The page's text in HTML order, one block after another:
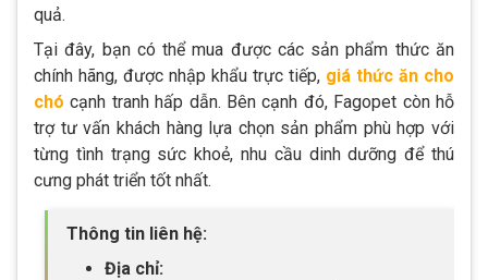
quả.
Tại đây, bạn có thể mua được các sản phẩm thức ăn
chính hãng, được nhập khẩu trực tiếp, giá thức ăn cho
chó cạnh tranh hấp dẫn. Bên cạnh đó, Fagopet còn hỗ
trợ tư vấn khách hàng lựa chọn sản phẩm phù hợp với
từng tình trạng sức khoẻ, nhu cầu dinh dưỡng để thú
cưng phát triển tốt nhất.
Thông tin liên hệ:
Địa chỉ: